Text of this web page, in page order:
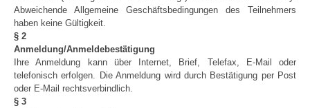
Abweichende Allgemeine Geschäftsbedingungen des Teilnehmers
haben keine Gültigkeit.
§ 2
Anmeldung/Anmeldebestätigung
Ihre Anmeldung kann über Internet, Brief, Telefax, E-Mail oder
telefonisch erfolgen. Die Anmeldung wird durch Bestätigung per Post
oder E-Mail rechtsverbindlich.
§ 3